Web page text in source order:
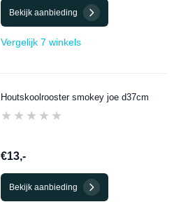
Bekijk aanbieding
Vergelijk 7 winkels
Houtskoolrooster smokey joe d37cm
★★★★★
★★★★★
€13,-
Bekijk aanbieding